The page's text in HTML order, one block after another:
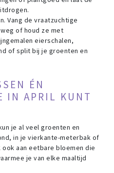
Vang de vraatzuchtige
of houd ze met
eierschalen,
of split bij je groenten en
ÉN
IN APRIL KUNT
je al veel groenten en
in je vierkante-meterbak of
aan eetbare bloemen die
je van elke maaltijd